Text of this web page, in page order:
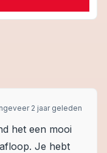
2 jaar geleden
het een mooi
Je hebt